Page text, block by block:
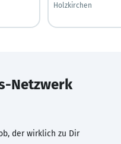
Holzkirchen
Netzwerk
der wirklich zu Dir